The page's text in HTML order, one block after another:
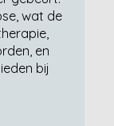
wat de
en
bij